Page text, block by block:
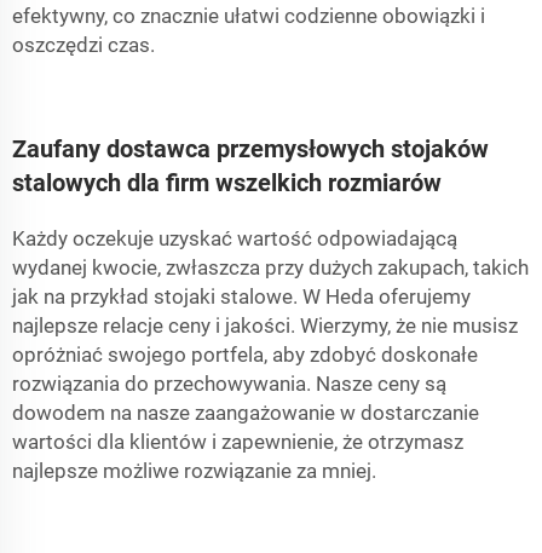
efektywny, co znacznie ułatwi codzienne obowiązki i
oszczędzi czas.
Zaufany dostawca przemysłowych stojaków
stalowych dla firm wszelkich rozmiarów
Każdy oczekuje uzyskać wartość odpowiadającą
wydanej kwocie, zwłaszcza przy dużych zakupach, takich
jak na przykład stojaki stalowe. W Heda oferujemy
najlepsze relacje ceny i jakości. Wierzymy, że nie musisz
opróżniać swojego portfela, aby zdobyć doskonałe
rozwiązania do przechowywania. Nasze ceny są
dowodem na nasze zaangażowanie w dostarczanie
wartości dla klientów i zapewnienie, że otrzymasz
najlepsze możliwe rozwiązanie za mniej.